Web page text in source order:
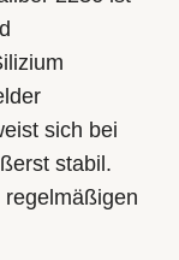
sich bei
stabil.